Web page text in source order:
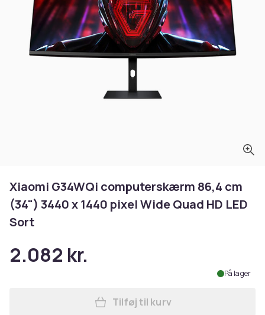
Xiaomi G34WQi computerskærm 86,4 cm
(34") 3440 x 1440 pixel Wide Quad HD LED
Sort
2.082 kr.
På lager
Læg Xiaomi G34WQi
Tilføj til kurv